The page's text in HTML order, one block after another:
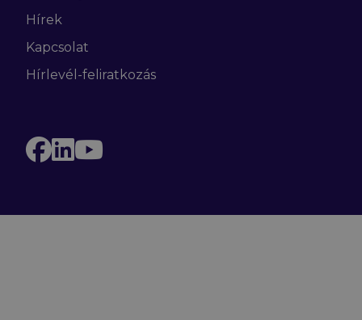
Hírek
Kapcsolat
Hírlevél-feliratkozás
Facebook
LinkedIn